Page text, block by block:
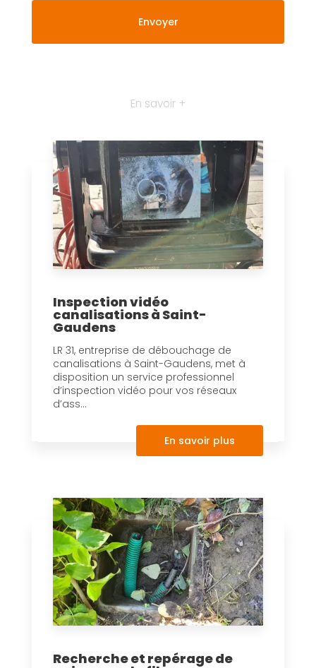
En savoir +
Inspection vidéo
canalisations à Saint-
Gaudens
LR 31, entreprise de débouchage de
canalisations à Saint-Gaudens, met à
disposition un service professionnel
d’inspection vidéo pour vos réseaux
d’ass...
En savoir plus
Recherche et repérage de